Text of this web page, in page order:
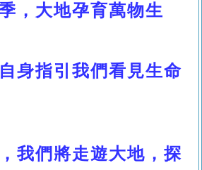
，大地孕育萬物生
身指引我們看見生命
， 我們將走遊大地 ，探